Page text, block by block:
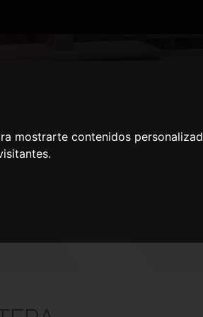
mostrarte contenidos